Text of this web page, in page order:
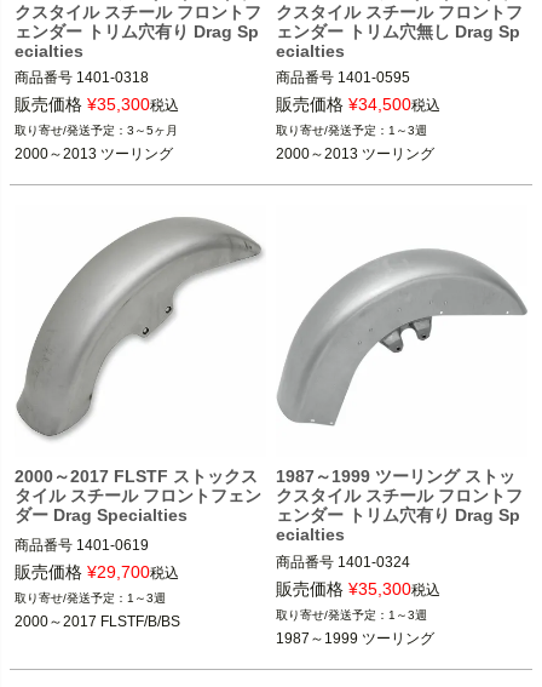
クスタイル スチール フロントフ
ェンダー トリム穴有り Drag Sp
ecialties
商品番号 1401-0318
2000～2013 ツーリング
Drag Specialties（ドラッグスペシャ
リティーズ）
販売価格 ¥35,300税込
3～5ヶ月
2000～2013 ツーリング
クスタイル スチール フロントフ
ェンダー トリム穴無し Drag Sp
ecialties
商品番号 1401-0595
2000～2013 ツーリング
Drag Specialties（ドラッグスペシャ
リティーズ）
販売価格 ¥34,500税込
1～3週
2000～2013 ツーリング
2000～2017 FLSTF ストックス
タイル スチール フロントフェン
ダー Drag Specialties
商品番号 1401-0619
2000～2017 FLSTF、FLSTFB、FLST
販売価格 ¥29,700税込
1～3週
2000～2017 FLSTF/B/BS
1987～1999 ツーリング ストッ
クスタイル スチール フロントフ
ェンダー トリム穴有り Drag Sp
ecialties
商品番号 1401-0324
1987～1999 ツーリング
Drag Specialties（ドラッグスペシャ
リティーズ）
販売価格 ¥35,300税込
1～3週
1987～1999 ツーリング